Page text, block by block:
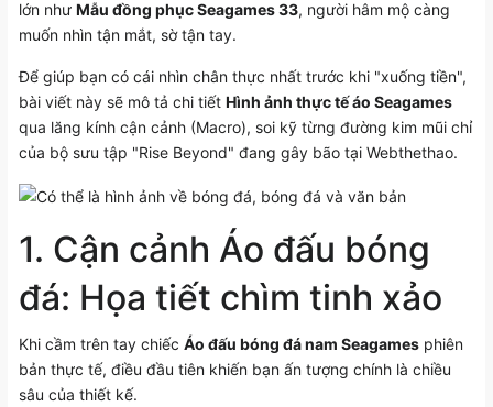
lớn như Mẫu đồng phục Seagames 33, người hâm mộ càng
muốn nhìn tận mắt, sờ tận tay.
Để giúp bạn có cái nhìn chân thực nhất trước khi "xuống tiền",
bài viết này sẽ mô tả chi tiết Hình ảnh thực tế áo Seagames
qua lăng kính cận cảnh (Macro), soi kỹ từng đường kim mũi chỉ
của bộ sưu tập "Rise Beyond" đang gây bão tại Webthethao.
1. Cận cảnh Áo đấu bóng
đá: Họa tiết chìm tinh xảo
Khi cầm trên tay chiếc Áo đấu bóng đá nam Seagames phiên
bản thực tế, điều đầu tiên khiến bạn ấn tượng chính là chiều
sâu của thiết kế.